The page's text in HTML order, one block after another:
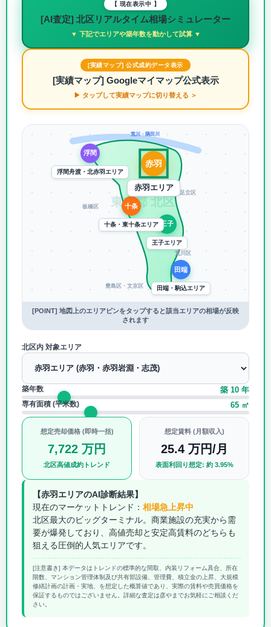
【 現在表示中 】
[AI査定] 北区リアルタイム相場シミュレーター
▼ 下記でエリアや築年数を動かして試算 ▼
[実績マップ] 公式成約データ表示
[実績マップ] Googleマイマップ公式表示
▶ タップして実績マップに切り替える ＞
荒川・隅田川
板橋区
足立区
豊島区・文京区
荒川区
東京都 北区
赤羽
赤羽エリア
王子
王子エリア
十条
十条・東十条エリア
田端
田端・駒込エリア
浮間
浮間舟渡・北赤羽エリア
[POINT] 地図上のエリアピンをタップすると該当エリアの相場が反映
されます
北区内 対象エリア
築年数 築 10 年
専有面積 (平米数) 65 ㎡
想定売却価格 (即時一括)
7,722 万円
北区高値成約トレンド
想定賃料 (月額収入)
25.4 万円/月
表面利回り想定: 約 3.95%
【赤羽エリアのAI診断結果】
現在のマーケットトレンド： 相場急上昇中
北区最大のビッグターミナル。商業施設の充実から需
要が爆発しており、高値売却と安定高賃料のどちらも
狙える圧倒的人気エリアです。
[注意書き] 本データはトレンドの標準的な間取、内装リフォーム具合、所在
階数、マンション管理体制及び共有部設備、管理費、積立金の上昇、大規模
修繕計画の計画・実地、を想定した概算値であり、実際の賃料や売買価格を
保証するものではございません。詳細な査定は彦やまでお気軽にご相談くだ
さい。